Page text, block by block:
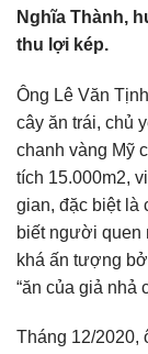
Nghĩa Thành,
thu lợi kép.
Ông Lê Văn
cây ăn trái, chủ
chanh vàng Mỹ
tích 15.000m2,
gian, đặc biệt là
biết người quen
khá ấn tượng
“ăn của giả nhả
Tháng 12/2020,